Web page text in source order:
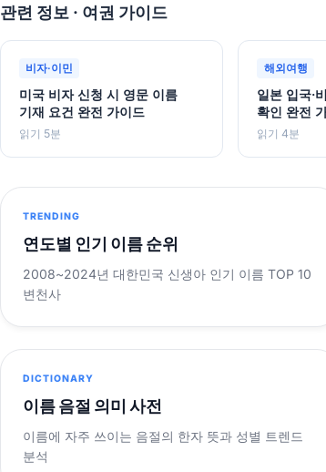
관련 정보 · 여권 가이드
비자·이민
미국 비자 신청 시 영문 이름
기재 요건 완전 가이드
읽기 5분
해외여행
일본 입국·
확인 완전
읽기 4분
TRENDING
연도별 인기 이름 순위
2008~2024년 대한민국 신생아 인기 이름 TOP 10
변천사
DICTIONARY
이름 음절 의미 사전
이름에 자주 쓰이는 음절의 한자 뜻과 성별 트렌드
분석